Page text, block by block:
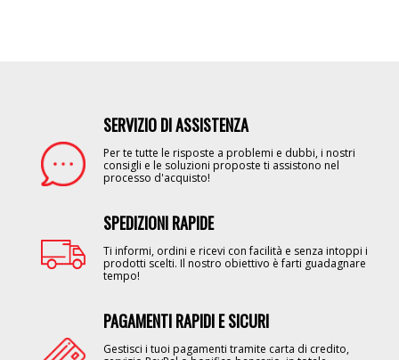
SERVIZIO DI ASSISTENZA
Per te tutte le risposte a problemi e dubbi, i nostri
consigli e le soluzioni proposte ti assistono nel
processo d'acquisto!
SPEDIZIONI RAPIDE
Ti informi, ordini e ricevi con facilità e senza intoppi i
prodotti scelti. Il nostro obiettivo è farti guadagnare
tempo!
PAGAMENTI RAPIDI E SICURI
Gestisci i tuoi pagamenti tramite carta di credito,